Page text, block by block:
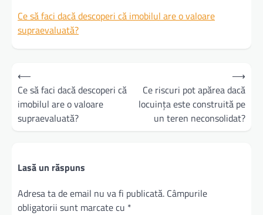
Ce să faci dacă descoperi că imobilul are o valoare
supraevaluată?
Navigare
în
articole
⟵
Ce să faci dacă descoperi că
imobilul are o valoare
supraevaluată?
Ce riscuri pot apărea dacă
locuința este construită pe
un teren neconsolidat?
⟶
Lasă un răspuns
Adresa ta de email nu va fi publicată. Câmpurile
obligatorii sunt marcate cu *